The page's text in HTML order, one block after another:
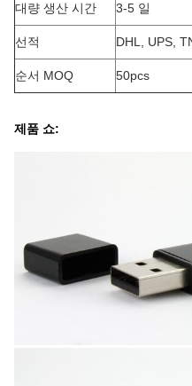
대량 생산 시간 3-5 일
선적 DHL, UPS,
순서 MOQ 50pcs
제품 쇼: